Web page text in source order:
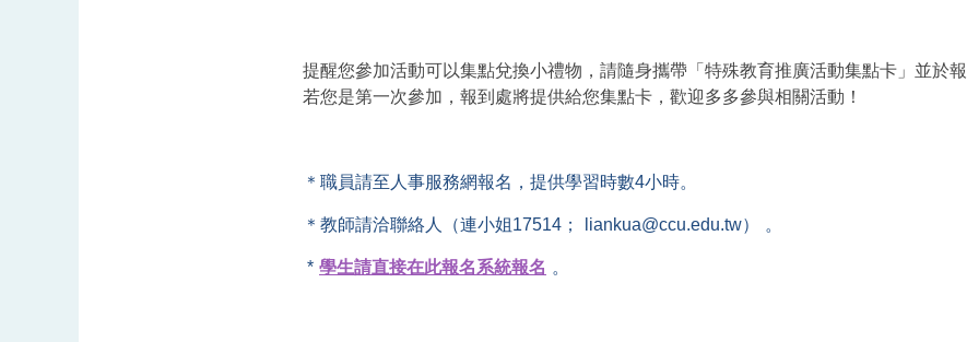
提醒您參加活動可以集點兌換小禮物，請隨身攜帶「特殊教育推廣活動集點卡」並於報
若您是第一次參加，報到處將提供給您集點卡，歡迎多多參與相關活動！
＊職員請至人事服務網報名，提供學習時數4小時。
＊教師請洽聯絡人（連小姐17514； liankua@ccu.edu.tw） 。
* 學生請直接在此報名系統報名 。